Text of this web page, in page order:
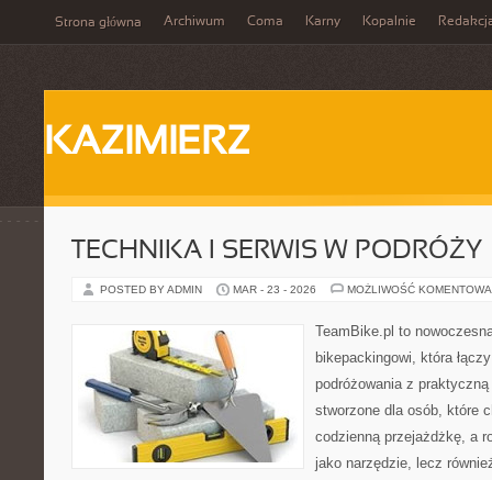
Strona główna Archiwum Coma Karny Kopalnie
KAZIMIERZ
TECHNIKA I SERWIS W PODRÓŻY
POSTED BY ADMIN MAR - 23 - 2026 MOŻLIWOŚĆ
TeamBike.pl to
bikepackingowi, która
podróżowania z
stworzone dla osób, które
codzienną przejażdżkę, a
jako narzędzie, lecz